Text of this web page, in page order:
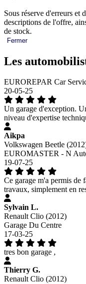
Sous réserve d'erreurs et
descriptions de l'offre,
de stock.
Fermer
Les
EUROREPAR Car
20-05-25
Un garage d'exception.
niveau d'expertise
Aikpa
Volkswagen Beetle
EUROMASTER - N
19-07-25
Ce garage m'a permis de
travaux, simplement en
Sylvain L.
Renault Clio (2012)
Garage Du Centre
17-03-25
tres bon garage ,
Thierry G.
Renault Clio (2012)